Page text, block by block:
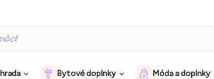
Bytové doplnky Móda a doplnky